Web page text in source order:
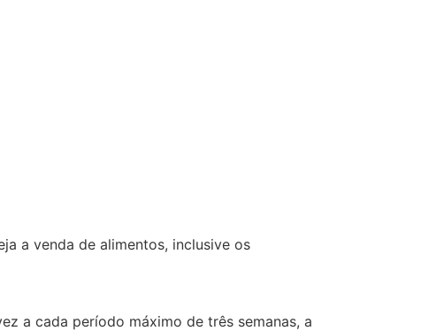
a venda de alimentos, inclusive os
a cada período máximo de três semanas, a